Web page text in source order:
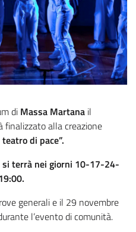
di Massa Martana il
finalizzato alla creazione
di pace”.
terrà nei giorni 10-17-24-
generali e il 29 novembre
l’evento di comunità.